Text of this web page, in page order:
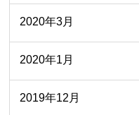
2020年3月
2020年1月
2019年12月